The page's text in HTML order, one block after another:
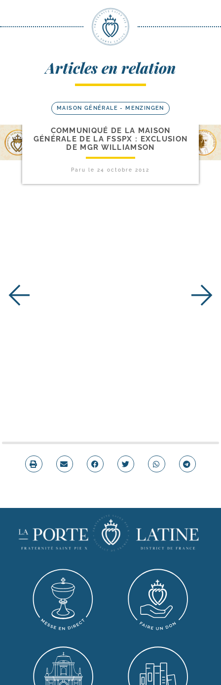
Articles en relation
MAISON GÉNÉRALE - MENZINGEN
COMMUNIQUÉ DE LA MAISON
GÉNÉRALE DE LA FSSPX : EXCLUSION
DE MGR WILLIAMSON
Paru le24 octobre 2012